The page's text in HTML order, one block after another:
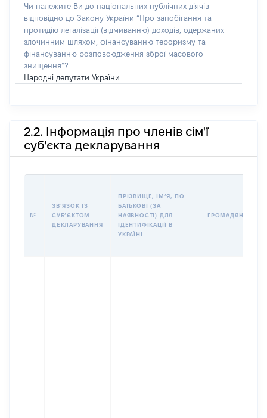
Чи належите Ви до національних публічних діячів
відповідно до Закону України “Про запобігання та
протидію легалізації (відмиванню) доходів, одержаних
злочинним шляхом, фінансуванню тероризму та
фінансуванню розповсюдження зброї масового
знищення”?
Народні депутати України
2.2. Інформація про членів сім'ї
суб'єкта декларування
№
ЗВʼЯЗОК ІЗ
СУБʼЄКТОМ
ДЕКЛАРУВАННЯ
ПРІЗВИЩЕ, ІМʼЯ, ПО
БАТЬКОВІ (ЗА
НАЯВНОСТІ) ДЛЯ
ІДЕНТИФІКАЦІЇ В
УКРАЇНІ
ГРОМАДЯНСТВО